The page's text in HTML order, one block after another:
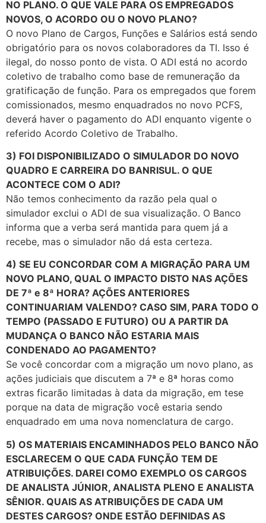
NO PLANO. O QUE VALE PARA OS EMPREGADOS
NOVOS, O ACORDO OU O NOVO PLANO?
O novo Plano de Cargos, Funções e Salários está sendo
obrigatório para os novos colaboradores da TI. Isso é
ilegal, do nosso ponto de vista. O ADI está no acordo
coletivo de trabalho como base de remuneração da
gratificação de função. Para os empregados que forem
comissionados, mesmo enquadrados no novo PCFS,
deverá haver o pagamento do ADI enquanto vigente o
referido Acordo Coletivo de Trabalho.
3) FOI DISPONIBILIZADO O SIMULADOR DO NOVO
QUADRO E CARREIRA DO BANRISUL. O QUE
ACONTECE COM O ADI?
Não temos conhecimento da razão pela qual o
simulador exclui o ADI de sua visualização. O Banco
informa que a verba será mantida para quem já a
recebe, mas o simulador não dá esta certeza.
4) SE EU CONCORDAR COM A MIGRAÇÃO PARA UM
NOVO PLANO, QUAL O IMPACTO DISTO NAS AÇÕES
DE 7ª e 8ª HORA? AÇÕES ANTERIORES
CONTINUARIAM VALENDO? CASO SIM, PARA TODO O
TEMPO (PASSADO E FUTURO) OU A PARTIR DA
MUDANÇA O BANCO NÃO ESTARIA MAIS
CONDENADO AO PAGAMENTO?
Se você concordar com a migração um novo plano, as
ações judiciais que discutem a 7ª e 8ª horas como
extras ficarão limitadas à data da migração, em tese
porque na data de migração você estaria sendo
enquadrado em uma nova nomenclatura de cargo.
5) OS MATERIAIS ENCAMINHADOS PELO BANCO NÃO
ESCLARECEM O QUE CADA FUNÇÃO TEM DE
ATRIBUIÇÕES. DAREI COMO EXEMPLO OS CARGOS
DE ANALISTA JÚNIOR, ANALISTA PLENO E ANALISTA
SÊNIOR. QUAIS AS ATRIBUIÇÕES DE CADA UM
DESTES CARGOS? ONDE ESTÃO DEFINIDAS AS